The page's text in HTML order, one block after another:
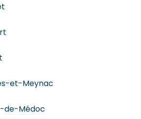
et-Meynac
de-Médoc